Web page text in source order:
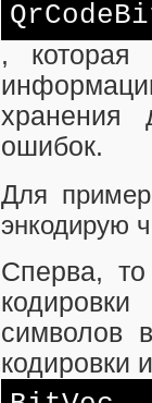
, которая
хранения
ошибок.
Для
энкодирую
Сперва,
символов
кодировки